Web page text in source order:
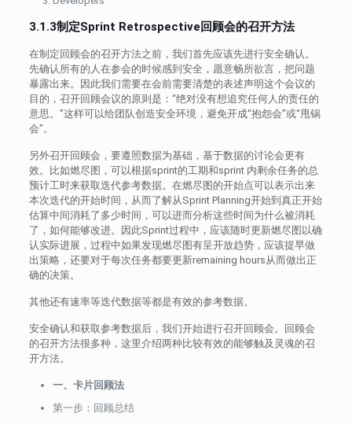
3.1.3制定Sprint Retrospective回顾会的召开方法
在制定回顾会的召开方法之前，我们首先应该先进行安全确认。
先确认所有的人在参会的时候感到安全，愿意畅所欲言，把问题
暴露出来。因此我们需要在会前需要清楚的表述声明这个会议的
目的，召开回顾会议的原则是：“绝对没有想追究任何人的责任的
意思。”这样可以给团队创造安全环境，避免开成“抱怨会”或“甩锅
会”。
另外召开回顾会，要遵照数据为基础，基于数据的讨论会更有
效。比如燃尽图，可以根据sprint的工期和sprint 内剩余任务的总
预计工时来获取迭代参考数据。在燃尽图的开始点可以表示出来
本次迭代的开始时间，从而了解从Sprint Planning开始到真正开始
估算中间消耗了多少时间，可以进而分析这些时间为什么被消耗
了，如何能够改进。因此Sprint过程中，应该随时更新燃尽图以确
认实际进展，过程中如果发现燃尽图有呈开放趋势，应该提早做
出策略，还要对于每次任务都要更新remaining hours从而做出正
确的决策。
其他还有速率等迭代数据等都是有效的参考数据。
安全确认和获取参考数据后，我们开始进行召开回顾会。回顾会
的召开方法很多种，这里介绍两种比较有效的能够触及灵魂的召
开方法。
一、卡片回顾法
第一步：回顾总结